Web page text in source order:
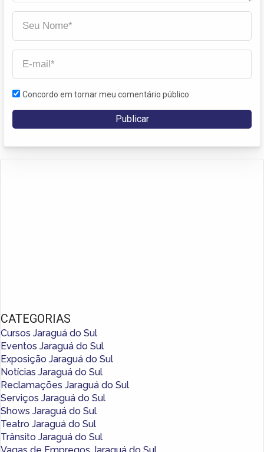
Concordo em tornar meu comentário público
CATEGORIAS
Cursos Jaraguá do Sul
Eventos Jaraguá do Sul
Exposição Jaraguá do Sul
Notícias Jaraguá do Sul
Reclamações Jaraguá do Sul
Serviços Jaraguá do Sul
Shows Jaraguá do Sul
Teatro Jaraguá do Sul
Trânsito Jaraguá do Sul